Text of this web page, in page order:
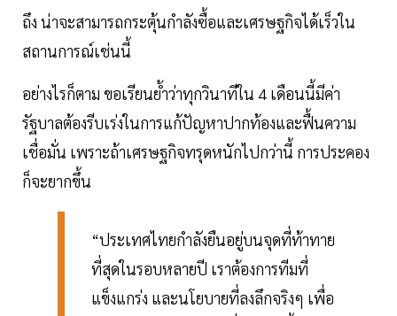
ถึง น่าจะสามารถกระตุ้นกำลังซื้อและเศรษฐกิจได้เร็วใน
สถานการณ์เช่นนี้
อย่างไรก็ตาม ขอเรียนย้ำว่าทุกวินาทีใน 4 เดือนนี้มีค่า
รัฐบาลต้องรีบเร่งในการแก้ปัญหาปากท้องและฟื้นความ
เชื่อมั่น เพราะถ้าเศรษฐกิจทรุดหนักไปกว่านี้ การประคอง
ก็จะยากขึ้น
“ประเทศไทยกำลังยืนอยู่บนจุดที่ท้าทาย
ที่สุดในรอบหลายปี เราต้องการทีมที่
แข็งแกร่ง และนโยบายที่ลงลึกจริงๆ เพื่อ